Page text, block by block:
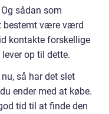
sådan som
bestemt være værd
kontakte forskellige
op til dette.
så har det slet
ender med at købe.
tid til at finde den